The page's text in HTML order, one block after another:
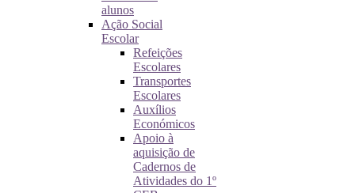
alunos
Ação Social
Escolar
Refeições
Escolares
Transportes
Escolares
Auxílios
Económicos
Apoio à
aquisição de
Cadernos de
Atividades do 1º